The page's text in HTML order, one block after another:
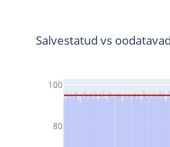
80
100
Salvestatud vs